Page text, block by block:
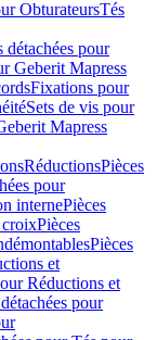
ObturateursTés
détachées pour
Geberit Mapress
Fixations pour
Sets de vis pour
Mapress
RéductionsPièces
pour
internePièces
croixPièces
Pièces
et
Réductions et
pour